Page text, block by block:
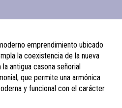
emprendimiento ubicado
la coexistencia de la nueva
antigua casona señorial
que permite una armónica
y funcional con el carácter